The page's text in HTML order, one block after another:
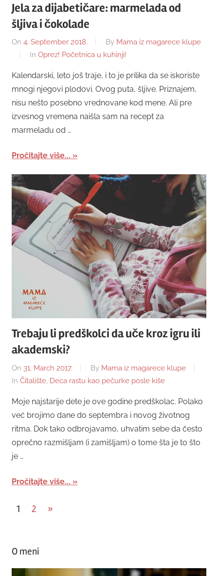
Jela za dijabetičare: marmelada od
šljiva i čokolade
On 4. September 2018. By Mama iz magarece klupe
In Oprez! Početnica u kuhinji!
Kalendarski, leto još traje, i to je prilika da se iskoriste
mnogi njegovi plodovi. Ovog puta, šljive. Priznajem,
nisu nešto posebno vrednovane kod mene. Ali pre
izvesnog vremena naišla sam na recept za
marmeladu od …
Pročitajte više...
Trebaju li predškolci da uče kroz igru ili
akademski?
On 31. March 2017. By Mama iz magarece klupe
In Čitalište, Deca rastu kao pečurke posle kiše
Moje najstarije dete je ove godine predškolac. Polako
već brojimo dane do septembra i novog životnog
ritma. Dok tako odbrojavamo, uhvatim sebe da često
oprečno razmišljam (i zamišljam) o tome šta je to što
je …
Pročitajte više...
Posts
1 2
Next
»
O meni